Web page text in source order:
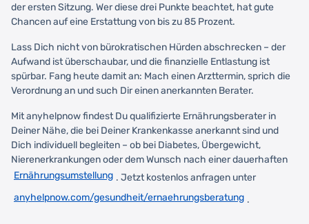
der ersten Sitzung. Wer diese drei Punkte beachtet, hat gute
Chancen auf eine Erstattung von bis zu 85 Prozent.
Lass Dich nicht von bürokratischen Hürden abschrecken – der
Aufwand ist überschaubar, und die finanzielle Entlastung ist
spürbar. Fang heute damit an: Mach einen Arzttermin, sprich die
Verordnung an und such Dir einen anerkannten Berater.
Mit anyhelpnow findest Du qualifizierte Ernährungsberater in
Deiner Nähe, die bei Deiner Krankenkasse anerkannt sind und
Dich individuell begleiten – ob bei Diabetes, Übergewicht,
Nierenerkrankungen oder dem Wunsch nach einer dauerhaften
Ernährungsumstellung . Jetzt kostenlos anfragen unter
anyhelpnow.com/gesundheit/ernaehrungsberatung .